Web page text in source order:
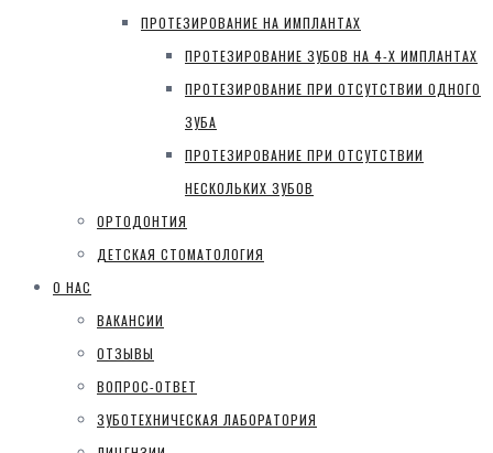
ПРОТЕЗИРОВАНИЕ НА ИМПЛАНТАХ
ПРОТЕЗИРОВАНИЕ ЗУБОВ НА 4-Х ИМПЛАНТАХ
ПРОТЕЗИРОВАНИЕ ПРИ ОТСУТСТВИИ ОДНОГО
ЗУБА
ПРОТЕЗИРОВАНИЕ ПРИ ОТСУТСТВИИ
НЕСКОЛЬКИХ ЗУБОВ
ОРТОДОНТИЯ
ДЕТСКАЯ СТОМАТОЛОГИЯ
О НАС
ВАКАНСИИ
ОТЗЫВЫ
ВОПРОС-ОТВЕТ
ЗУБОТЕХНИЧЕСКАЯ ЛАБОРАТОРИЯ